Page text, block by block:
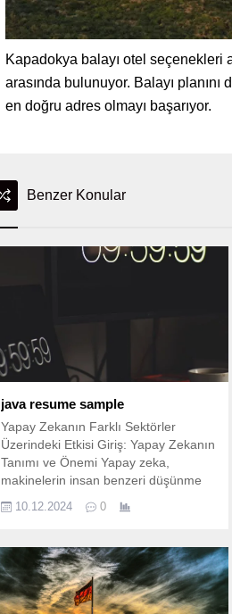
Kapadokya balayı otel seçenekleri
arasında bulunuyor. Balayı
en doğru adres olmayı başarıyor.
Benzer Konular
java resume sample
Yapay Zekanın Farklı Sektörler
Üzerindeki Etkisi Giriş: Yapay Zekanın
Tanımı ve Önemi Yapay zeka,
makinelerin insan benzeri düşünme
etmesini sağlayan bir teknoloji
Alan Turing’in “makineler düşünemez
mi?” sorusuyla tanımlanmış ve o
zamandan beri sürekli bir evrim
geçirmiştir. İlk başlarda temel
10.12.2024 0